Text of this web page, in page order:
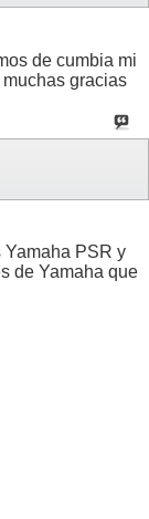
de cumbia mi
muchas gracias
Yamaha PSR y
de Yamaha que